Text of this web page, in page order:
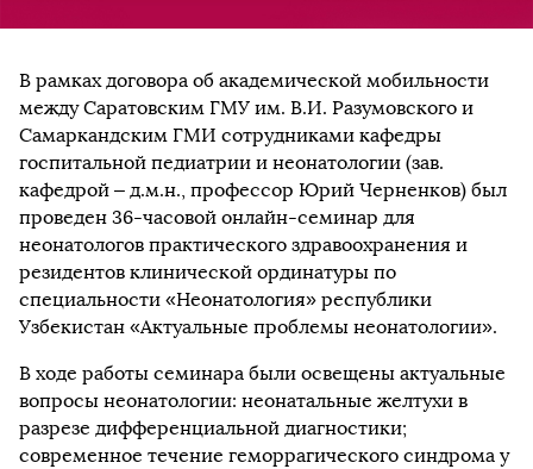
В рамках договора об академической мобильности
между Саратовским ГМУ им. В.И. Разумовского и
Самаркандским ГМИ сотрудниками кафедры
госпитальной педиатрии и неонатологии (зав.
кафедрой – д.м.н., профессор Юрий Черненков) был
проведен 36-часовой онлайн-семинар для
неонатологов практического здравоохранения и
резидентов клинической ординатуры по
специальности «Неонатология» республики
Узбекистан «Актуальные проблемы неонатологии».
В ходе работы семинара были освещены актуальные
вопросы неонатологии: неонатальные желтухи в
разрезе дифференциальной диагностики;
современное течение геморрагического синдрома у